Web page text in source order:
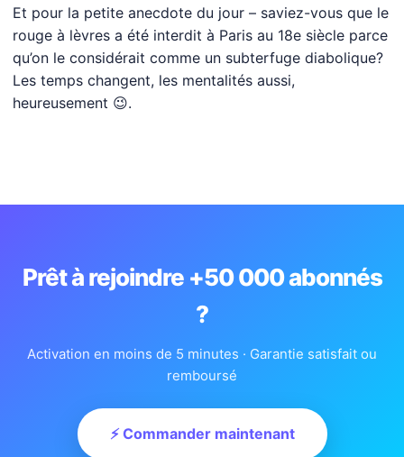
Et pour la petite anecdote du jour – saviez-vous que le
rouge à lèvres a été interdit à Paris au 18e siècle parce
qu’on le considérait comme un subterfuge diabolique?
Les temps changent, les mentalités aussi,
heureusement 😉.
Prêt à rejoindre +50 000 abonnés
?
Activation en moins de 5 minutes · Garantie satisfait ou
remboursé
⚡ Commander maintenant